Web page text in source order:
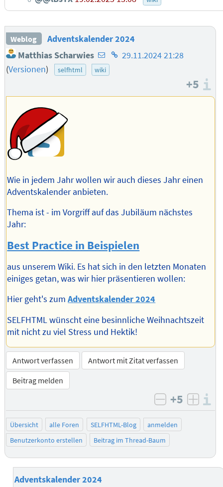
Weblog
Adventskalender 2024
Matthias Scharwies E-
Mail-
des
Homepage
des
29.11.2024 21:28
(Versionen) selfhtml wiki
+5
Wie in jedem Jahr wollen wir auch dieses Jahr einen
Adventskalender anbieten.
Thema ist - im Vorgriff auf das Jubiläum nächstes
Jahr:
Best Practice in Beispielen
aus unserem Wiki. Es hat sich in den letzten Monaten
einiges getan, was wir hier präsentieren wollen:
Hier geht's zumAdventskalender 2024
SELFHTML wünscht eine besinnliche Weihnachtszeit
mit nicht zu viel Stress und Hektik!
Antwort verfassen
Antwort mit Zitat verfassen
Beitrag melden
negativ
+5
Übersicht alle Foren SELFHTML-Blog
anmelden
Benutzerkonto erstellen
Beitrag im Thread-Baum
Adventskalender 2024